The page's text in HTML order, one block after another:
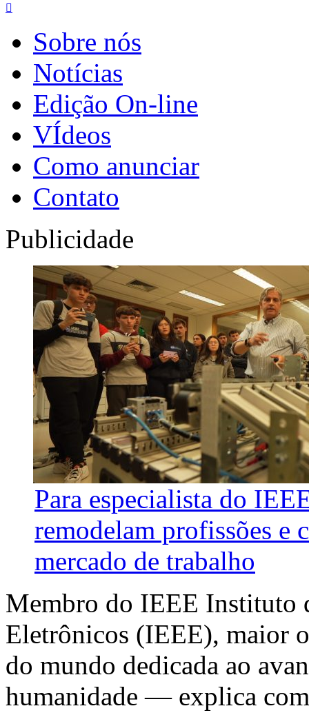

Sobre nós
Notícias
Edição On-line
VÍdeos
Como anunciar
Contato
Publicidade
Para especialista do
remodelam profissões e
mercado de trabalho
Membro do IEEE Instituto
Eletrônicos (IEEE), maior
do mundo dedicada ao
humanidade — explica